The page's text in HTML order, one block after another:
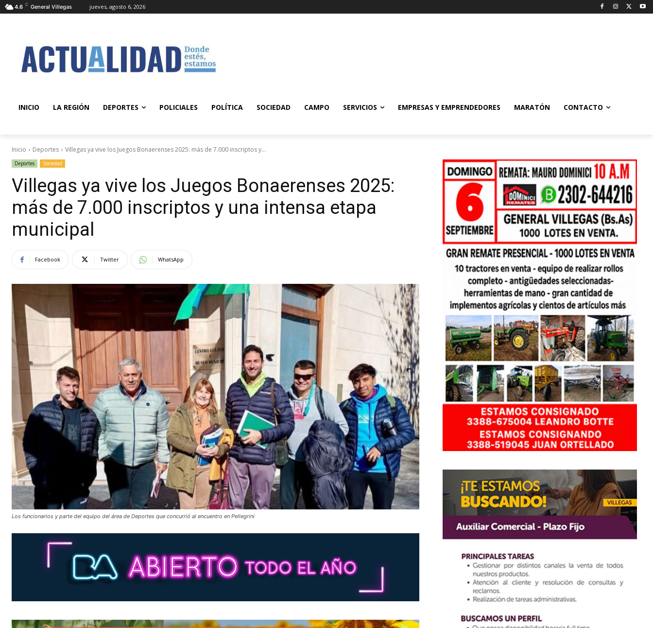
4.6 C General Villegas jueves, agosto 6, 2026
INICIO LA REGIÓN DEPORTES POLICIALES POLÍTICA SOCIEDAD CAMPO SERVICIOS EMPRESAS Y EMPRENDEDORES MARATÓN CONTACTO
Inicio Deportes Villegas ya vive los Juegos Bonaerenses 2025: más de 7.000 inscriptos y...
Deportes Sociedad
Villegas ya vive los Juegos Bonaerenses 2025:
más de 7.000 inscriptos y una intensa etapa
municipal
Facebook Twitter WhatsApp
Los funcionarios y parte del equipo del área de Deportes que concurrió al encuentro en Pellegrini